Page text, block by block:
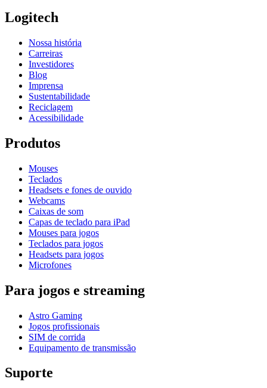
Logitech
Nossa história
Carreiras
Investidores
Blog
Imprensa
Sustentabilidade
Reciclagem
Acessibilidade
Produtos
Mouses
Teclados
Headsets e fones de ouvido
Webcams
Caixas de som
Capas de teclado para iPad
Mouses para jogos
Teclados para jogos
Headsets para jogos
Microfones
Para jogos e streaming
Astro Gaming
Jogos profissionais
SIM de corrida
Equipamento de transmissão
Suporte